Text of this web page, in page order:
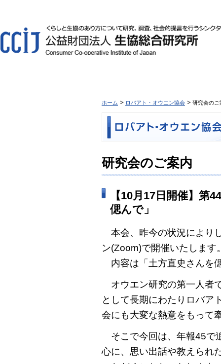
ホーム ロバアト・オウエン協会 研究会のご
研究会のご案内
【10月17日開催】第
偲んで」
本会、昨今の状況により
ン(Zoom)で開催いたします
内容は「土方直史さんを
オウエン研究の第一人者
として長期にわたりロバア
会にも大変な熱意をもって
そこで今回は、年報45で
心に、思い出話や教えられ